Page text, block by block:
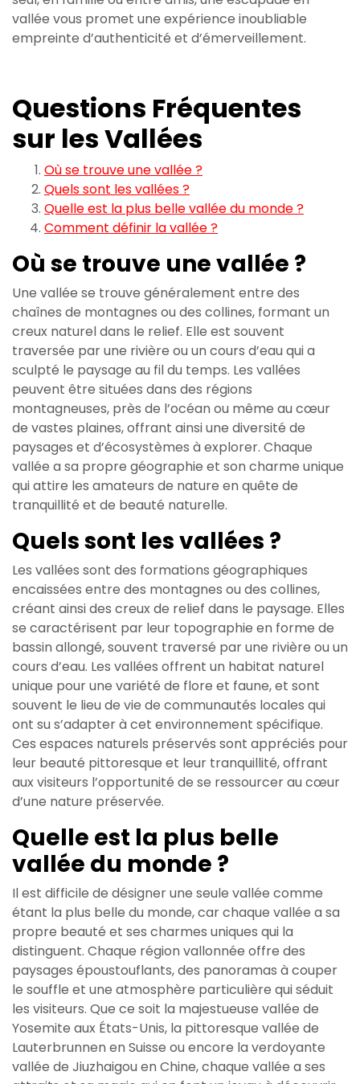
vallée vous promet une expérience inoubliable
empreinte d’authenticité et d’émerveillement.
Questions Fréquentes
sur les Vallées
Où se trouve une vallée ?
Quels sont les vallées ?
Quelle est la plus belle vallée du monde ?
Comment définir la vallée ?
Où se trouve une vallée ?
Une vallée se trouve généralement entre des
chaînes de montagnes ou des collines, formant un
creux naturel dans le relief. Elle est souvent
traversée par une rivière ou un cours d’eau qui a
sculpté le paysage au fil du temps. Les vallées
peuvent être situées dans des régions
montagneuses, près de l’océan ou même au cœur
de vastes plaines, offrant ainsi une diversité de
paysages et d’écosystèmes à explorer. Chaque
vallée a sa propre géographie et son charme unique
qui attire les amateurs de nature en quête de
tranquillité et de beauté naturelle.
Quels sont les vallées ?
Les vallées sont des formations géographiques
encaissées entre des montagnes ou des collines,
créant ainsi des creux de relief dans le paysage. Elles
se caractérisent par leur topographie en forme de
bassin allongé, souvent traversé par une rivière ou un
cours d’eau. Les vallées offrent un habitat naturel
unique pour une variété de flore et faune, et sont
souvent le lieu de vie de communautés locales qui
ont su s’adapter à cet environnement spécifique.
Ces espaces naturels préservés sont appréciés pour
leur beauté pittoresque et leur tranquillité, offrant
aux visiteurs l’opportunité de se ressourcer au cœur
d’une nature préservée.
Quelle est la plus belle
vallée du monde ?
Il est difficile de désigner une seule vallée comme
étant la plus belle du monde, car chaque vallée a sa
propre beauté et ses charmes uniques qui la
distinguent. Chaque région vallonnée offre des
paysages époustouflants, des panoramas à couper
le souffle et une atmosphère particulière qui séduit
les visiteurs. Que ce soit la majestueuse vallée de
Yosemite aux États-Unis, la pittoresque vallée de
Lauterbrunnen en Suisse ou encore la verdoyante
vallée de Jiuzhaigou en Chine, chaque vallée a ses